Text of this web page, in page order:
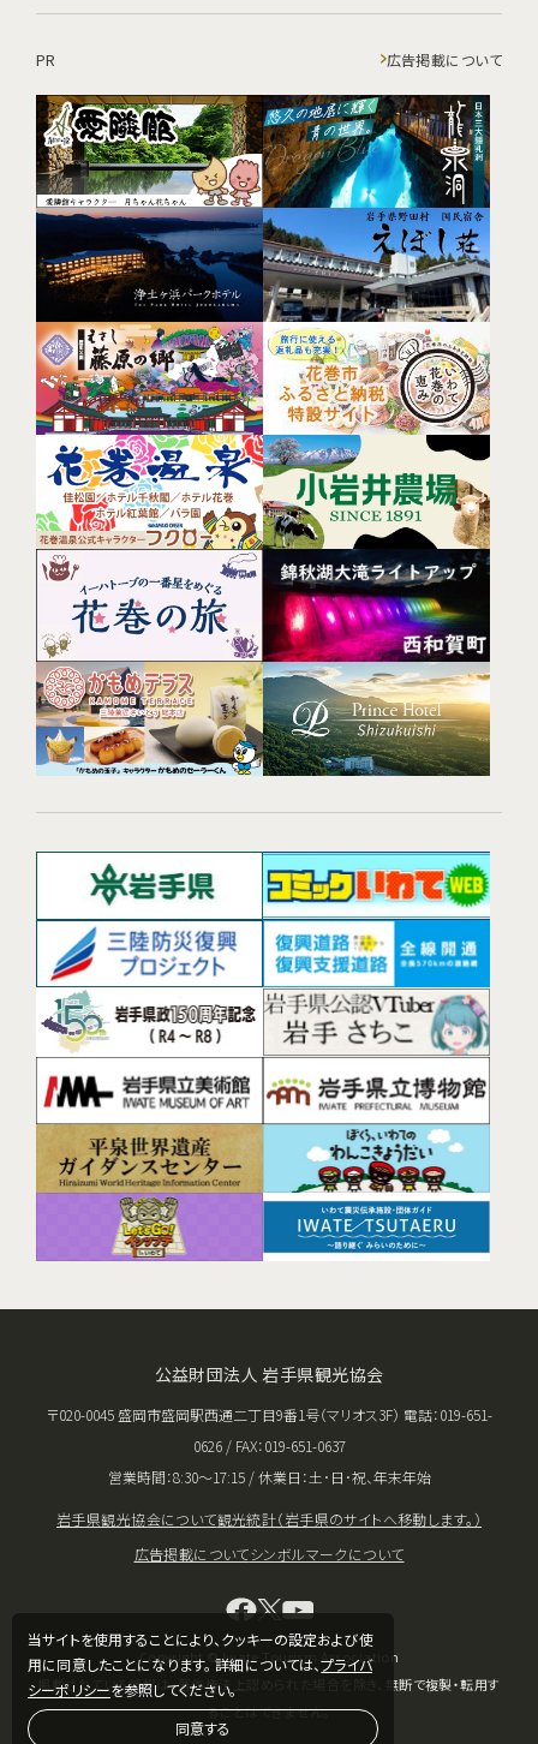
当サイトを使用することにより、クッキーの設定および使
用に同意したことになります。 詳細については、プライバ
シーポリシーを参照してください。
同意する
PR 広告掲載について
公益財団法人 岩手県観光協会
〒020-0045 盛岡市盛岡駅西通二丁目9番1号（マリオス3F） 電話：019-651-
0626 / FAX：019-651-0637
営業時間：8:30〜17:15 / 休業日：土･日･祝、年末年始
岩手県観光協会について観光統計（岩手県のサイトへ移動します。）
広告掲載についてシンボルマークについて
Copyright © Iwate Tourism Association
掲載されている情報は、著作権法上認められた場合を除き、無断で複製・転用す
ることはできません。